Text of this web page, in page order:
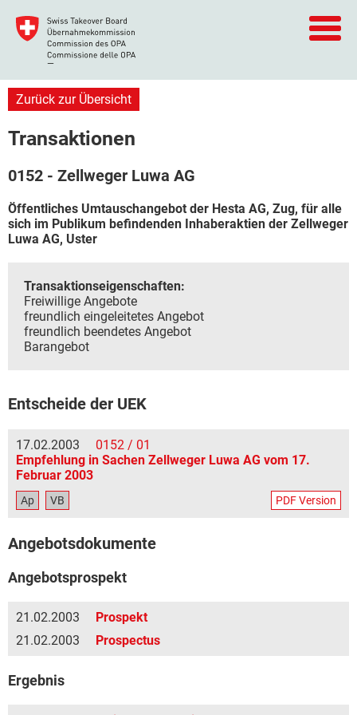
Zurück zur Übersicht
Transaktionen
0152 - Zellweger Luwa AG
Öffentliches Umtauschangebot der Hesta AG, Zug, für alle
sich im Publikum befindenden Inhaberaktien der Zellweger
Luwa AG, Uster
Transaktionseigenschaften:
Freiwillige Angebote
freundlich eingeleitetes Angebot
freundlich beendetes Angebot
Barangebot
Entscheide der UEK
17.02.2003
0152 / 01
Empfehlung in Sachen Zellweger Luwa AG vom 17.
Februar 2003
Ap VB PDF Version
Angebotsdokumente
Angebotsprospekt
21.02.2003
Prospekt
21.02.2003
Prospectus
Ergebnis